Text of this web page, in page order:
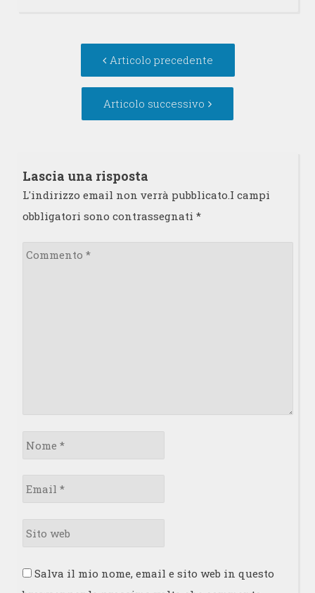
Navigazione
Articolo precedente
precedente:
Articolo successivo
successivo:
Lascia una risposta
L'indirizzo email non verrà pubblicato.I campi
obbligatori sono contrassegnati *
Commento
Nome
*
Email
*
Sito
web
Salva il mio nome, email e sito web in questo